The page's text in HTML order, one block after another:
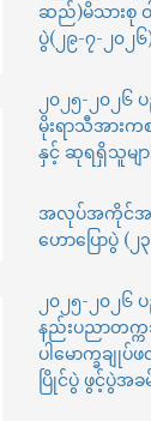
ဆည်)မိသားစု
ပွဲ(၂၉-၇-၂၀၂၆
၂၀၂၅-၂၀၂
မိုးရာသီအားက
နှင့် ဆုရရှိသူမျာ
အလုပ်အကိုင်အ
ဟောပြောပွဲ (၂
၂၀၂၅-၂၀၂
နည်းပညာတ
ပါမောက္ခချုပ်
ပြိုင်ပွဲ ဖွင့်ပွဲအခ